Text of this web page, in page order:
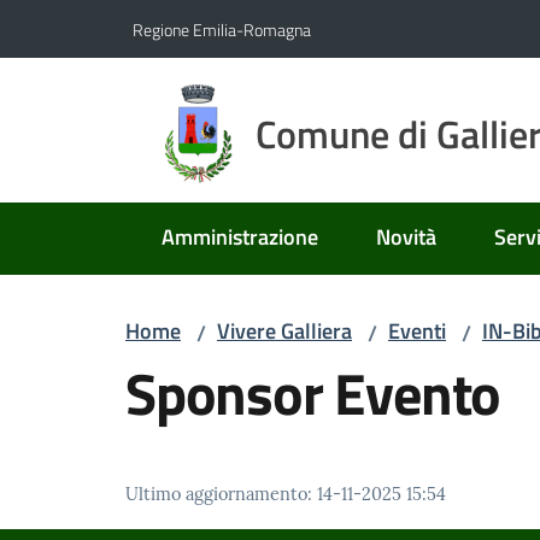
Regione Emilia-Romagna
Comune di
Amministrazione Novità
Home / Vivere Galliera / Eventi / IN-
Sponsor Evento
Ultimo aggiornamento: 14-11-2025 15:54